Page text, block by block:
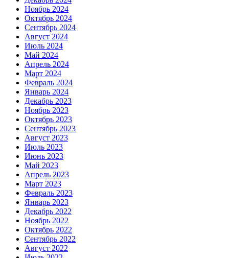
Ноябрь 2024
Октябрь 2024
Сентябрь 2024
Август 2024
Июль 2024
Май 2024
Апрель 2024
Март 2024
Февраль 2024
Январь 2024
Декабрь 2023
Ноябрь 2023
Октябрь 2023
Сентябрь 2023
Август 2023
Июль 2023
Июнь 2023
Май 2023
Апрель 2023
Март 2023
Февраль 2023
Январь 2023
Декабрь 2022
Ноябрь 2022
Октябрь 2022
Сентябрь 2022
Август 2022